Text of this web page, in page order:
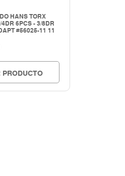
HANS TORX
6PCS - 3/8DR
#56025-11 11
PRODUCTO